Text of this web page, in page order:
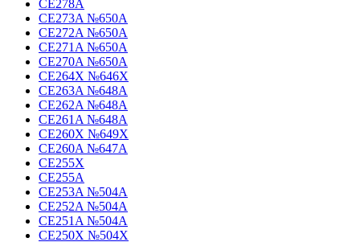
CE278A
CE273A №650A
CE272A №650A
CE271A №650A
CE270A №650A
CE264X №646X
CE263A №648A
CE262A №648A
CE261A №648A
CE260X №649X
CE260A №647A
CE255X
CE255A
CE253A №504A
CE252A №504A
CE251A №504A
CE250X №504X